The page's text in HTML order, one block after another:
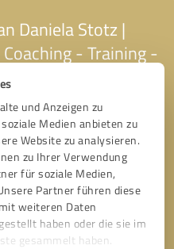
und Anzeigen zu
Medien anbieten zu
Website zu analysieren.
zu Ihrer Verwendung
für soziale Medien,
Partner führen diese
weiteren Daten
haben oder die sie im
gesammelt haben.
Daniela Stotz |
- Training -